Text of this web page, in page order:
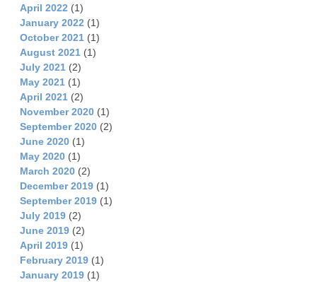
April 2022 (1)
January 2022 (1)
October 2021 (1)
August 2021 (1)
July 2021 (2)
May 2021 (1)
April 2021 (2)
November 2020 (1)
September 2020 (2)
June 2020 (1)
May 2020 (1)
March 2020 (2)
December 2019 (1)
September 2019 (1)
July 2019 (2)
June 2019 (2)
April 2019 (1)
February 2019 (1)
January 2019 (1)